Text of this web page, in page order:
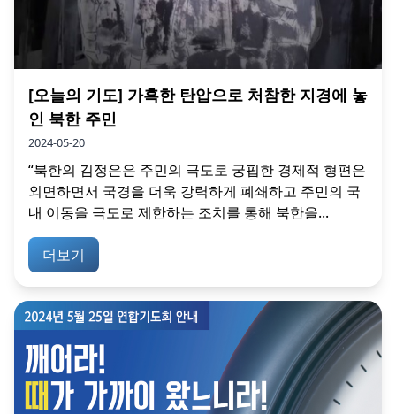
[오늘의 기도] 가혹한 탄압으로 처참한 지경에 놓
인 북한 주민
2024-05-20
“북한의 김정은은 주민의 극도로 궁핍한 경제적 형편은
외면하면서 국경을 더욱 강력하게 폐쇄하고 주민의 국
내 이동을 극도로 제한하는 조치를 통해 북한을...
더보기